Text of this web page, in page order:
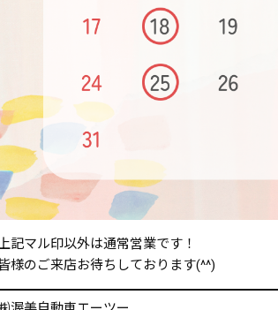
記マル印以外は通常営業です！
様のご来店お待ちしております(^^)